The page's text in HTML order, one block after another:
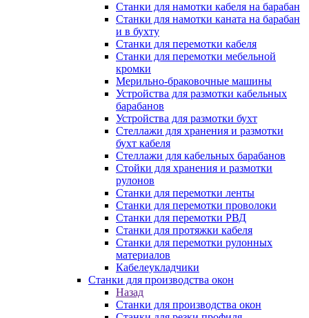
Станки для намотки кабеля на барабан
Станки для намотки каната на барабан
и в бухту
Станки для перемотки кабеля
Станки для перемотки мебельной
кромки
Мерильно-браковочные машины
Устройства для размотки кабельных
барабанов
Устройства для размотки бухт
Стеллажи для хранения и размотки
бухт кабеля
Стеллажи для кабельных барабанов
Стойки для хранения и размотки
рулонов
Станки для перемотки ленты
Станки для перемотки проволоки
Станки для перемотки РВД
Станки для протяжки кабеля
Станки для перемотки рулонных
материалов
Кабелеукладчики
Станки для производства окон
Назад
Станки для производства окон